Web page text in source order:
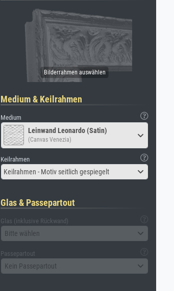
Medium & Keilrahmen
Medium
Leinwand Leonardo (Satin)
(Canvas Venezia)
Keilrahmen
Keilrahmen - Motiv seitlich gespiegelt
Glas & Passepartout
Glas (inklusive Rückwand)
Bitte wählen
Passepartout
Kein Passepartout